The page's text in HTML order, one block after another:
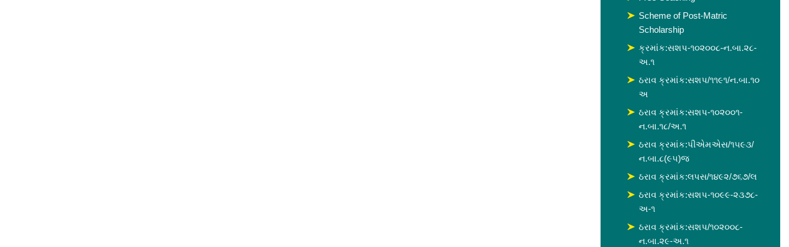
Scheme of Post-Matric
Scholarship
ક્રમાંક:સશપ-૧૦૨૦૦૮-ન.બા.૨૮-
અ.૧
ઠરાવ ક્રમાંક:સશપ/૧૧૯૧/ન.બા.૧૦
અ
ઠરાવ ક્રમાંક:સશપ-૧૦૨૦૦૧-
ન.બા.૧૮/અ.૧
ઠરાવ ક્રમાંક:પીએમએસ/૧૫૯૩/
ન.બા.૮(૯૫)જ
ઠરાવ ક્રમાંક:લપસ/૧૪૯૨/૭૬૭/લ
ઠરાવ ક્રમાંક:સશપ-૧૦૯૯-૨૩૭૮-
અ-૧
ઠરાવ ક્રમાંક:સશપ/૧૦૨૦૦૮-
ન.બા.૨૯-અ.૧